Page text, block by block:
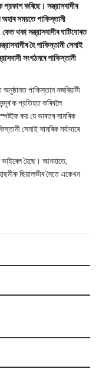
কৰিছে। সন্ত্রাসবাদীৰ
অহাৰ সময়তে পাকিস্তানী
থকা সন্ত্রাসবাদীৰ ঘাটিবোৰত
হৈ পাকিস্তানী সেনাই
সংগঠনৰে পাকিস্তানী
পাকিস্তান নজৰিয়াটী
প্রতিহত কৰিবলৈ
কয় যে ভাৰতৰ সামৰিক
সেনাই সামৰিক মৰ্যাদাৰে
ভাইৰেল হৈছে। আনহাতে,
ছিয়ালভীৰ সৈতে একেখন